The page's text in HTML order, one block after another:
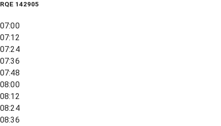
RQE 142905
07:00
07:12
07:24
07:36
07:48
08:00
08:12
08:24
08:36